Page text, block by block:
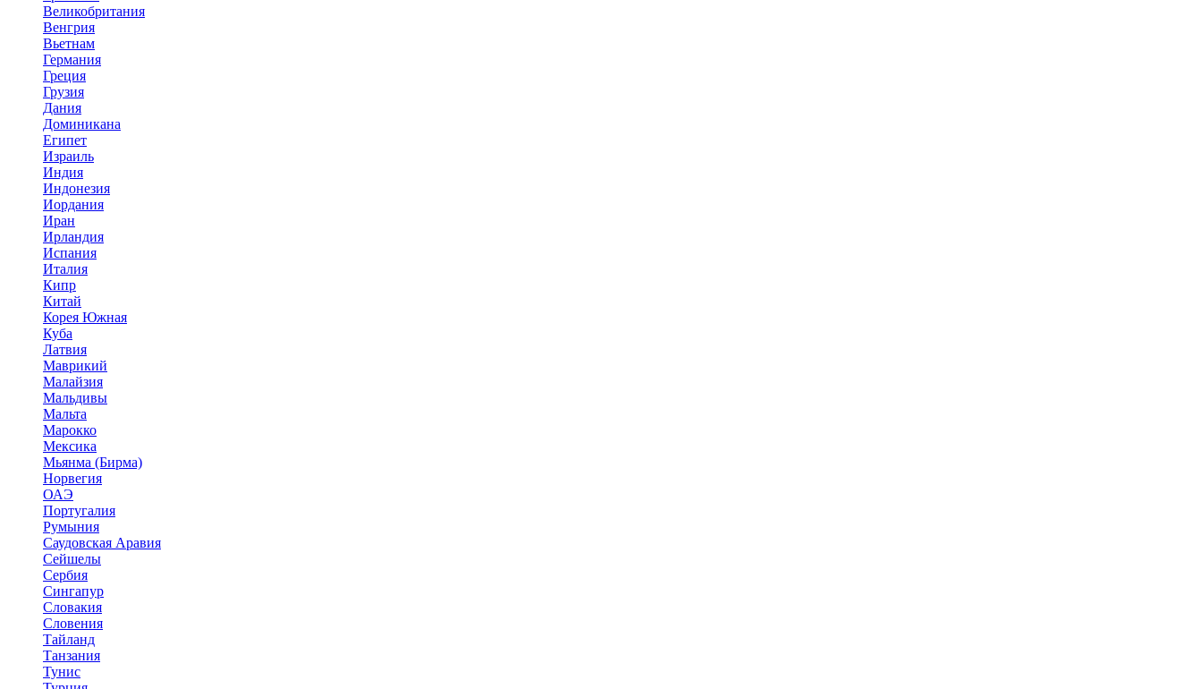
Великобритания
Венгрия
Вьетнам
Германия
Греция
Грузия
Дания
Доминикана
Египет
Израиль
Индия
Индонезия
Иордания
Иран
Ирландия
Испания
Италия
Кипр
Китай
Корея Южная
Куба
Латвия
Маврикий
Малайзия
Мальдивы
Мальта
Марокко
Мексика
Мьянма (Бирма)
Норвегия
ОАЭ
Португалия
Румыния
Саудовская Аравия
Сейшелы
Сербия
Сингапур
Словакия
Словения
Тайланд
Танзания
Тунис